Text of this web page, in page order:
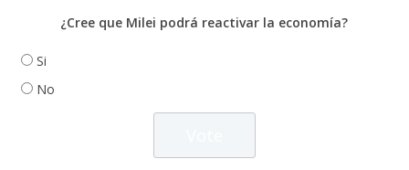
¿Cree que Milei podrá reactivar la economía?
Si
No